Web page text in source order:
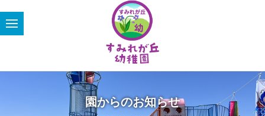
園からのお知らせ